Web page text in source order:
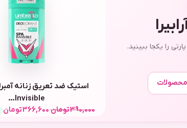
را یکجا ببینید.
19,250تومان
Invisible…
390,000تومان366,600تومان
528,000 تومان496,320 تومان